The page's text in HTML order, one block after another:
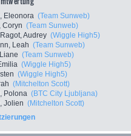
Eleonora (Team Sunweb)
Coryn (Team Sunweb)
Audrey (Wiggle High5)
Leah (Team Sunweb)
(Team Sunweb)
(Wiggle High5)
(Wiggle High5)
(Mitchelton Scott)
Polona (BTC City Ljubljana)
Jolien (Mitchelton Scott)